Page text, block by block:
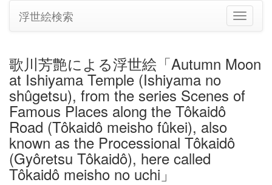
ナ
ビ
シ
ン
の
浮世絵検索
歌川芳艶による浮世絵「Autumn Moon
at Ishiyama Temple (Ishiyama no
shûgetsu), from the series Scenes of
Famous Places along the Tôkaidô
Road (Tôkaidô meisho fûkei), also
known as the Processional Tôkaidô
(Gyôretsu Tôkaidô), here called
Tôkaidô meisho no uchi」